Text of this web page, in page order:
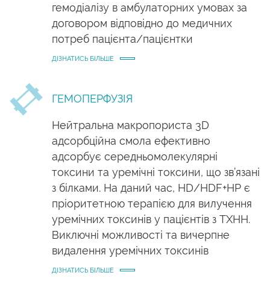
гемодіалізу в амбулаторних умовах за
договором відповідно до медичних
потреб пацієнта/пацієнтки
ДІЗНАТИСЬ БІЛЬШЕ
ГЕМОПЕРФУЗІЯ
Нейтральна макропориста 3D
адсорбційна смола ефективно
адсорбує середньомолекулярні
токсини та уремічні токсини, що зв’язані
з білками. На даний час, HD/HDF+HP є
пріоритетною терапією для вилучення
уремічних токсинів у пацієнтів з ТХНН.
Виключні можливості та вичерпне
видалення уремічних токсинів
ДІЗНАТИСЬ БІЛЬШЕ